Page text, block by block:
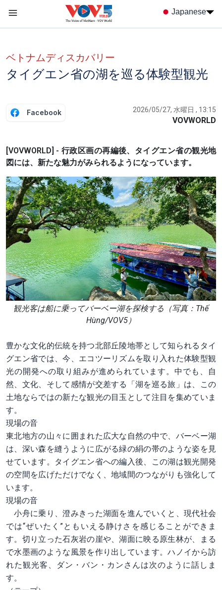
Japanese
ベトナムディスカバリー
タイグエン省の湖を巡る体験型観光
Facebook 2026/05/27, 水曜日 , 13:15
VOVWORLD
[VOVWORLD] - 行政区画の再編後、タイグエン省の観光地
図には、新たな魅力がみられるようになっています。
観光客は船に乗ってバーベー湖を探検する（写真：Thế
Hùng/VOV5）
豊かな文化的伝統を持つ北部丘陵地帯として知られるタイ
グエン省では、今、エコツーリズムを取り入れた体験型観
光の開発への取り組みが進められています。中でも、自
然、文化、そして感情が交差する「湖を巡る旅」は、この
土地ならではの新たな観光の目玉として注目を集めていま
す。
現場の音
東北地方の山々に囲まれた広大な自然の中で、バーベー湖
は、深い森を縫うように広がる緑の絹の帯のような姿を見
せています。タイグエン省への編入後、この湖は観光開発
の空間を広げただけでなく、地域間のつながりも強化して
います。
現場の音
小舟に乗り、澄みきった湖面を進んでいくと、現代社会
では“ぜいたく”ともいえる静けさを感じることができま
す。切り立った石灰岩の崖や、湖面に映る原生林が、まる
で水墨画のような風景を作り出しています。ハノイから訪
れた観光客、ダン・バン・カンさんは次のように話しま
す。